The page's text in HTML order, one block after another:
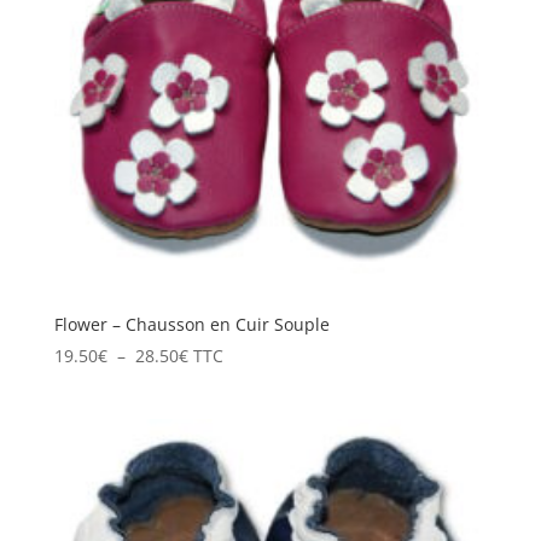
Flower – Chausson en Cuir Souple
19.50€ – 28.50€Plage
19.50€
à
28.50€
TTC